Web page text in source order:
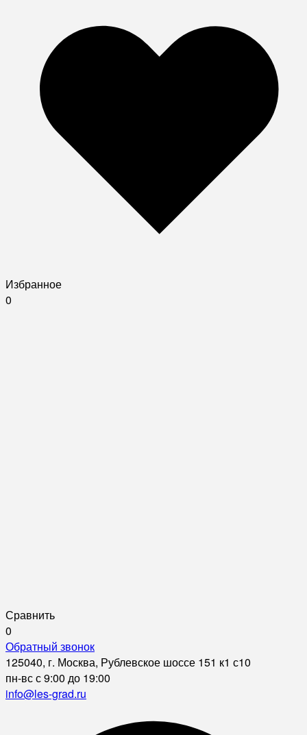
Избранное
0
Сравнить
0
Обратный звонок
125040, г. Москва, Рублевское шоссе 151 к1 с10
пн-вс с 9:00 до 19:00
info@les-grad.ru